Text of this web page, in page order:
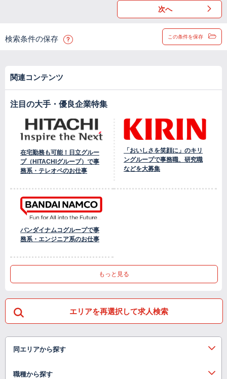
次へ
検索条件の保存 この条件を保存
関連コンテンツ
注目の大手・優良企業特集
在宅勤務も可能！日立グルー
プ（HITACHIグループ）で事
務系・テレオペのお仕事
「おいしさを笑顔に」のキリ
ングループで事務職、研究職
などを大募集
バンダイナムコグループで事
務系・エンジニア系のお仕事
もっと見る
エリアを再選択して求人検索
同エリアから探す
職種から探す